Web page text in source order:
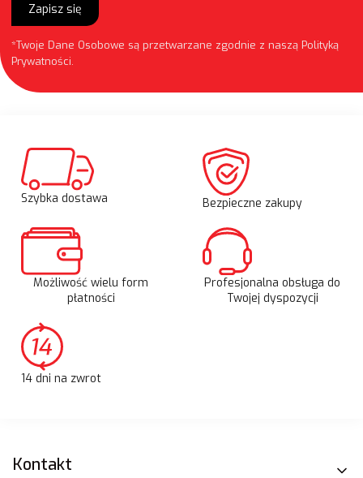
Zapisz się
*Twoje Dane Osobowe są przetwarzane zgodnie z naszą Polityką
Prywatności.
Szybka dostawa Bezpieczne zakupy
Możliwość wielu form
płatności
Profesjonalna obsługa do
Twojej dyspozycji
14 dni na zwrot
Linki w stopce
Kontakt